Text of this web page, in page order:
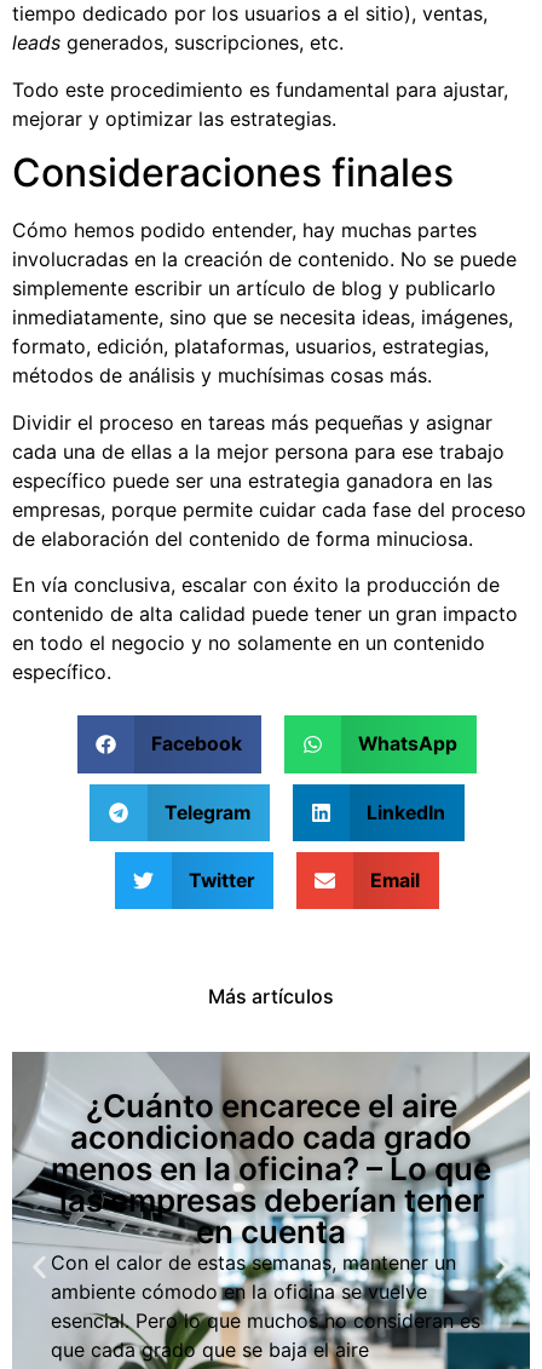
tiempo dedicado por los usuarios a el sitio), ventas,
leads generados, suscripciones, etc.
Todo este procedimiento es fundamental para ajustar,
mejorar y optimizar las estrategias.
Consideraciones finales
Cómo hemos podido entender, hay muchas partes
involucradas en la creación de contenido. No se puede
simplemente escribir un artículo de blog y publicarlo
inmediatamente, sino que se necesita ideas, imágenes,
formato, edición, plataformas, usuarios, estrategias,
métodos de análisis y muchísimas cosas más.
Dividir el proceso en tareas más pequeñas y asignar
cada una de ellas a la mejor persona para ese trabajo
específico puede ser una estrategia ganadora en las
empresas, porque permite cuidar cada fase del proceso
de elaboración del contenido de forma minuciosa.
En vía conclusiva, escalar con éxito la producción de
contenido de alta calidad puede tener un gran impacto
en todo el negocio y no solamente en un contenido
específico.
Facebook WhatsApp
Telegram LinkedIn
Twitter Email
Más artículos
¿Cuánto encarece el aire
acondicionado cada grado
menos en la oficina? – Lo que
las empresas deberían tener
en cuenta
Con el calor de estas semanas, mantener un
ambiente cómodo en la oficina se vuelve
esencial. Pero lo que muchos no consideran es
que cada grado que se baja el aire